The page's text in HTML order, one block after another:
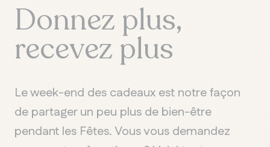
Donnez plus,
recevez plus
Le week-end des cadeaux est notre façon
de partager un peu plus de bien-être
pendant les Fêtes. Vous vous demandez